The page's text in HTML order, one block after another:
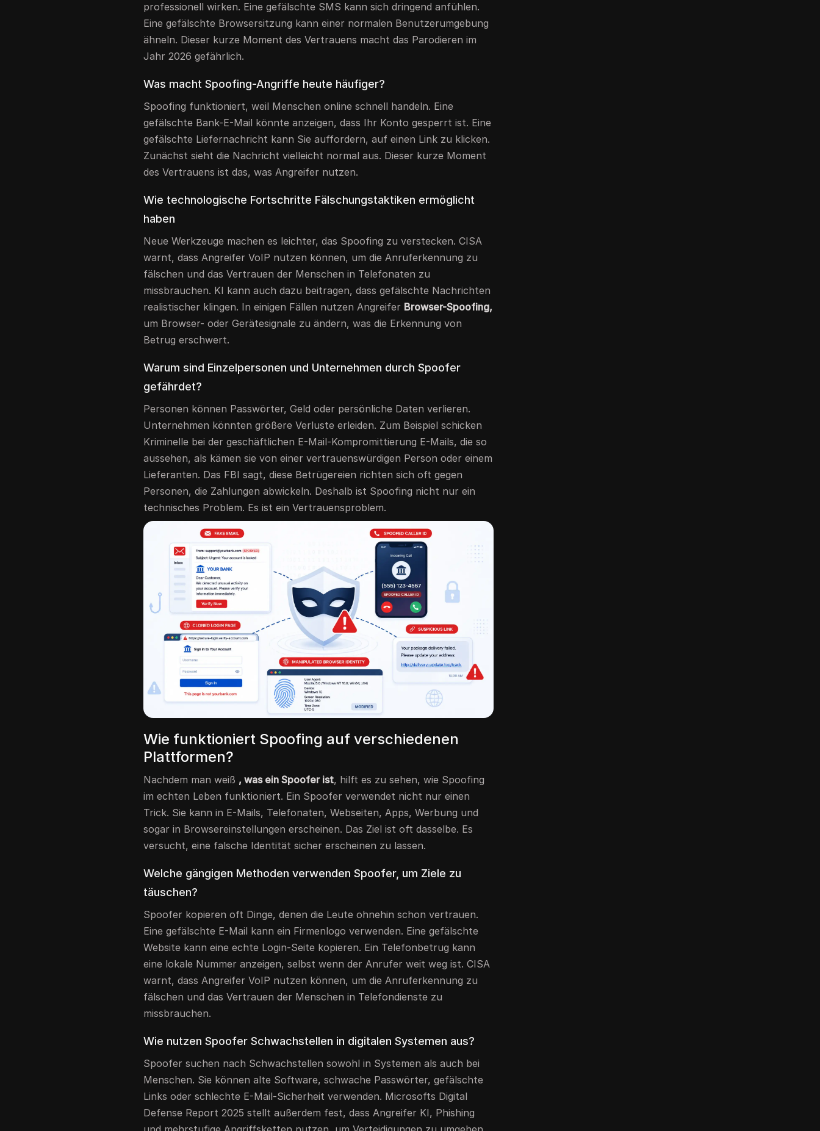
professionell wirken. Eine gefälschte SMS kann sich dringend anfühlen.
Eine gefälschte Browsersitzung kann einer normalen Benutzerumgebung
ähneln. Dieser kurze Moment des Vertrauens macht das Parodieren im
Jahr 2026 gefährlich.
Was macht Spoofing-Angriffe heute häufiger?
Spoofing funktioniert, weil Menschen online schnell handeln. Eine
gefälschte Bank-E-Mail könnte anzeigen, dass Ihr Konto gesperrt ist. Eine
gefälschte Liefernachricht kann Sie auffordern, auf einen Link zu klicken.
Zunächst sieht die Nachricht vielleicht normal aus. Dieser kurze Moment
des Vertrauens ist das, was Angreifer nutzen.
Wie technologische Fortschritte Fälschungstaktiken ermöglicht
haben
Neue Werkzeuge machen es leichter, das Spoofing zu verstecken. CISA
warnt, dass Angreifer VoIP nutzen können, um die Anruferkennung zu
fälschen und das Vertrauen der Menschen in Telefonaten zu
missbrauchen. KI kann auch dazu beitragen, dass gefälschte Nachrichten
realistischer klingen. In einigen Fällen nutzen Angreifer Browser-Spoofing,
um Browser- oder Gerätesignale zu ändern, was die Erkennung von
Betrug erschwert.
Warum sind Einzelpersonen und Unternehmen durch Spoofer
gefährdet?
Personen können Passwörter, Geld oder persönliche Daten verlieren.
Unternehmen könnten größere Verluste erleiden. Zum Beispiel schicken
Kriminelle bei der geschäftlichen E-Mail-Kompromittierung E-Mails, die so
aussehen, als kämen sie von einer vertrauenswürdigen Person oder einem
Lieferanten. Das FBI sagt, diese Betrügereien richten sich oft gegen
Personen, die Zahlungen abwickeln. Deshalb ist Spoofing nicht nur ein
technisches Problem. Es ist ein Vertrauensproblem.
Wie funktioniert Spoofing auf verschiedenen
Plattformen?
Nachdem man weiß , was ein Spoofer ist, hilft es zu sehen, wie Spoofing
im echten Leben funktioniert. Ein Spoofer verwendet nicht nur einen
Trick. Sie kann in E-Mails, Telefonaten, Webseiten, Apps, Werbung und
sogar in Browsereinstellungen erscheinen. Das Ziel ist oft dasselbe. Es
versucht, eine falsche Identität sicher erscheinen zu lassen.
Welche gängigen Methoden verwenden Spoofer, um Ziele zu
täuschen?
Spoofer kopieren oft Dinge, denen die Leute ohnehin schon vertrauen.
Eine gefälschte E-Mail kann ein Firmenlogo verwenden. Eine gefälschte
Website kann eine echte Login-Seite kopieren. Ein Telefonbetrug kann
eine lokale Nummer anzeigen, selbst wenn der Anrufer weit weg ist. CISA
warnt, dass Angreifer VoIP nutzen können, um die Anruferkennung zu
fälschen und das Vertrauen der Menschen in Telefondienste zu
missbrauchen.
Wie nutzen Spoofer Schwachstellen in digitalen Systemen aus?
Spoofer suchen nach Schwachstellen sowohl in Systemen als auch bei
Menschen. Sie können alte Software, schwache Passwörter, gefälschte
Links oder schlechte E-Mail-Sicherheit verwenden. Microsofts Digital
Defense Report 2025 stellt außerdem fest, dass Angreifer KI, Phishing